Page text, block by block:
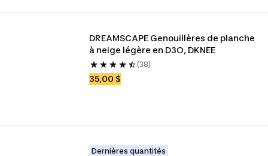
DREAMSCAPE Genouillères de planche
à neige légère en D3O, DKNEE
(38)
35,00 $
Dernières quantités